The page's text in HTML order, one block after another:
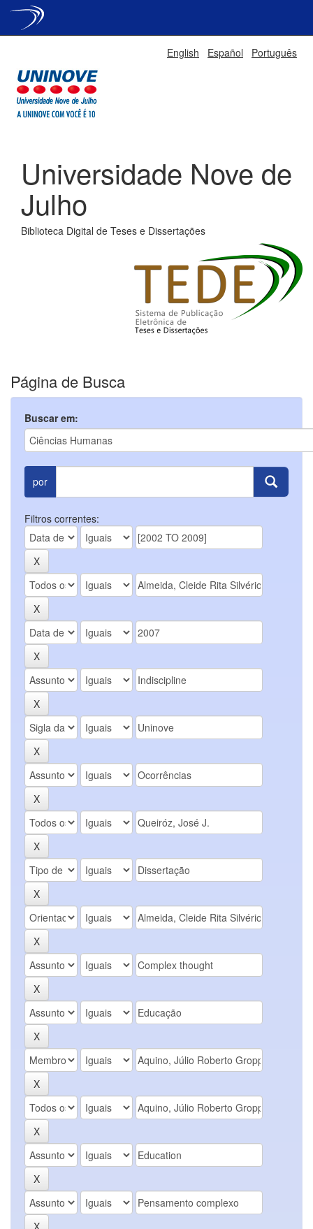
English Español Português
Universidade Nove de
Julho
Biblioteca Digital de Teses e Dissertações
Página de Busca
Buscar em:
por
Filtros correntes: